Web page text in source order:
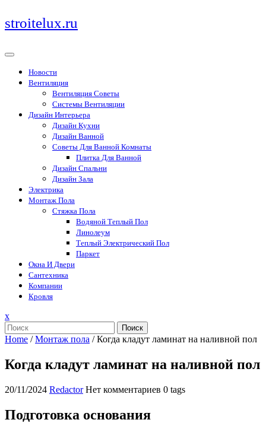
Перейти
к
stroitelux.ru
Новости
Вентиляция
Вентиляция Советы
Системы Вентиляции
Дизайн Интерьера
Дизайн Кухни
Дизайн Ванной
Советы Для Ванной Комнаты
Плитка Для Ванной
Дизайн Спальни
Дизайн Зала
Электрика
Монтаж Пола
Стяжка Пола
Водяной Теплый Пол
Линолеум
Теплый Электрический Пол
Паркет
Окна И Двери
Сантехника
Компании
Кровля
xЗакрыть
меню
Поиск
Home /Монтаж пола /Когда кладут ламинат на наливной пол
Когда кладут ламинат на наливной пол
20/11/2024 Redactor Нет комментариев 0 tags
Подготовка основания